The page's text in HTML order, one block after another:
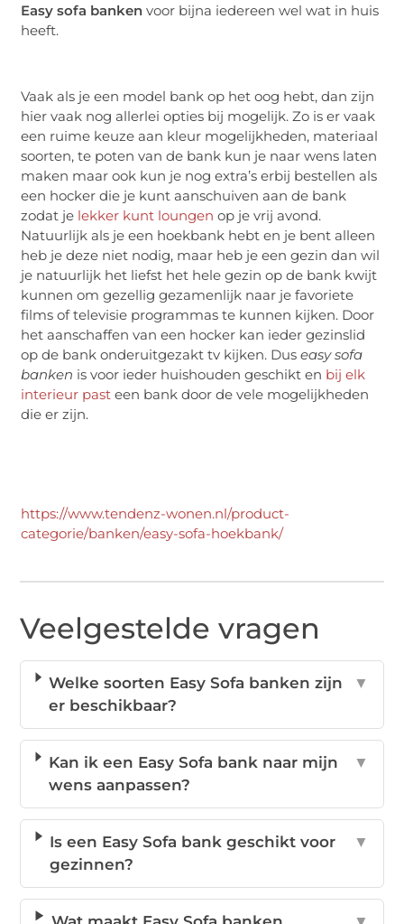
Easy sofa banken voor bijna iedereen wel wat in huis
heeft.
Vaak als je een model bank op het oog hebt, dan zijn
hier vaak nog allerlei opties bij mogelijk. Zo is er vaak
een ruime keuze aan kleur mogelijkheden, materiaal
soorten, te poten van de bank kun je naar wens laten
maken maar ook kun je nog extra’s erbij bestellen als
een hocker die je kunt aanschuiven aan de bank
zodat je lekker kunt loungen op je vrij avond.
Natuurlijk als je een hoekbank hebt en je bent alleen
heb je deze niet nodig, maar heb je een gezin dan wil
je natuurlijk het liefst het hele gezin op de bank kwijt
kunnen om gezellig gezamenlijk naar je favoriete
films of televisie programmas te kunnen kijken. Door
het aanschaffen van een hocker kan ieder gezinslid
op de bank onderuitgezakt tv kijken. Duseasy sofa
banken is voor ieder huishouden geschikt en bij elk
interieur past een bank door de vele mogelijkheden
die er zijn.
https://www.tendenz-wonen.nl/product-
categorie/banken/easy-sofa-hoekbank/
Veelgestelde vragen
Welke soorten Easy Sofa banken zijn
er beschikbaar?
▼
Kan ik een Easy Sofa bank naar mijn
wens aanpassen?
▼
Is een Easy Sofa bank geschikt voor
gezinnen?
▼